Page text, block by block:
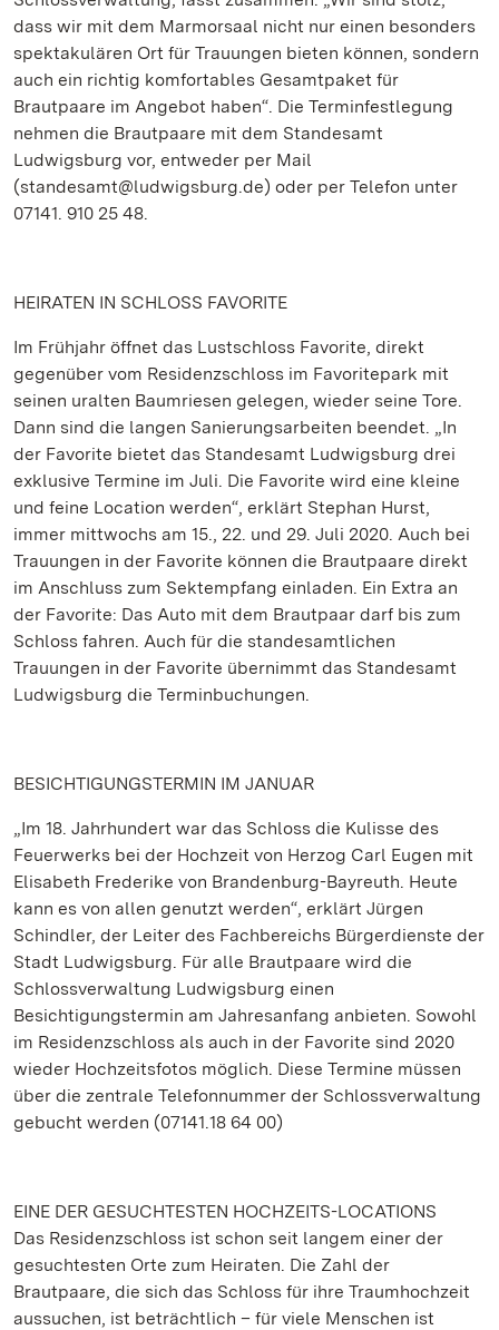
dass wir mit dem Marmorsaal nicht nur einen besonders
spektakulären Ort für Trauungen bieten können, sondern
auch ein richtig komfortables Gesamtpaket für
Brautpaare im Angebot haben“. Die Terminfestlegung
nehmen die Brautpaare mit dem Standesamt
Ludwigsburg vor, entweder per Mail
(standesamt@ludwigsburg.de) oder per Telefon unter
07141. 910 25 48.
HEIRATEN IN SCHLOSS FAVORITE
Im Frühjahr öffnet das Lustschloss Favorite, direkt
gegenüber vom Residenzschloss im Favoritepark mit
seinen uralten Baumriesen gelegen, wieder seine Tore.
Dann sind die langen Sanierungsarbeiten beendet. „In
der Favorite bietet das Standesamt Ludwigsburg drei
exklusive Termine im Juli. Die Favorite wird eine kleine
und feine Location werden“, erklärt Stephan Hurst,
immer mittwochs am 15., 22. und 29. Juli 2020. Auch bei
Trauungen in der Favorite können die Brautpaare direkt
im Anschluss zum Sektempfang einladen. Ein Extra an
der Favorite: Das Auto mit dem Brautpaar darf bis zum
Schloss fahren. Auch für die standesamtlichen
Trauungen in der Favorite übernimmt das Standesamt
Ludwigsburg die Terminbuchungen.
BESICHTIGUNGSTERMIN IM JANUAR
„Im 18. Jahrhundert war das Schloss die Kulisse des
Feuerwerks bei der Hochzeit von Herzog Carl Eugen mit
Elisabeth Frederike von Brandenburg-Bayreuth. Heute
kann es von allen genutzt werden“, erklärt Jürgen
Schindler, der Leiter des Fachbereichs Bürgerdienste der
Stadt Ludwigsburg. Für alle Brautpaare wird die
Schlossverwaltung Ludwigsburg einen
Besichtigungstermin am Jahresanfang anbieten. Sowohl
im Residenzschloss als auch in der Favorite sind 2020
wieder Hochzeitsfotos möglich. Diese Termine müssen
über die zentrale Telefonnummer der Schlossverwaltung
gebucht werden (07141.18 64 00)
EINE DER GESUCHTESTEN HOCHZEITS-LOCATIONS
Das Residenzschloss ist schon seit langem einer der
gesuchtesten Orte zum Heiraten. Die Zahl der
Brautpaare, die sich das Schloss für ihre Traumhochzeit
aussuchen, ist beträchtlich – für viele Menschen ist